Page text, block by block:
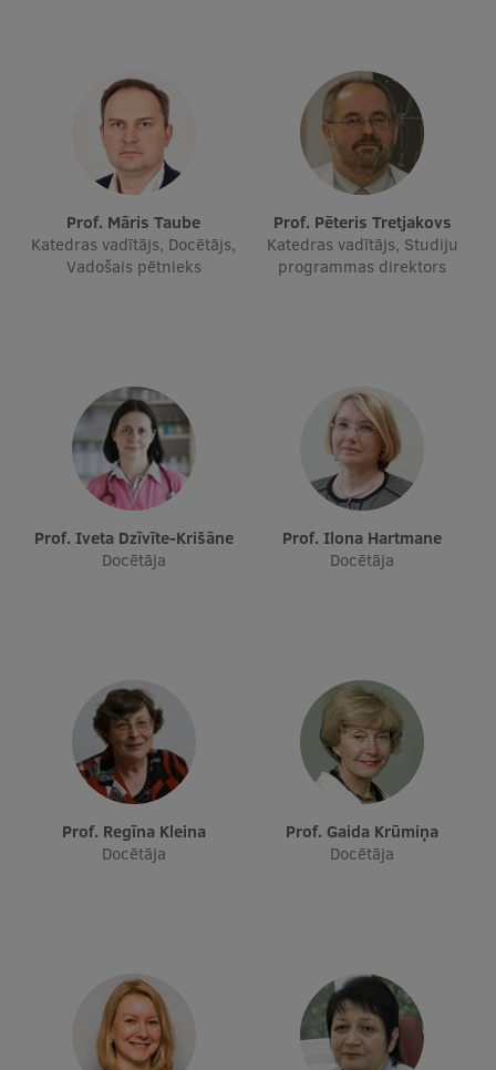
Prof. Māris Taube
Katedras vadītājs, Docētājs,
Vadošais pētnieks
Prof. Pēteris Tretjakovs
Katedras vadītājs, Studiju
programmas direktors
Prof. Iveta Dzīvīte-Krišāne
Docētāja
Prof. Ilona Hartmane
Docētāja
Prof. Regīna Kleina
Docētāja
Prof. Gaida Krūmiņa
Docētāja